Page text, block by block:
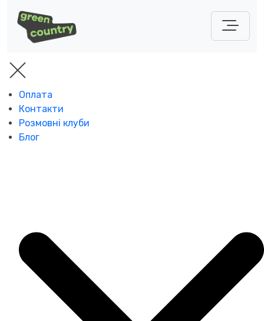
Оплата
Контакти
Розмовні клуби
Блог